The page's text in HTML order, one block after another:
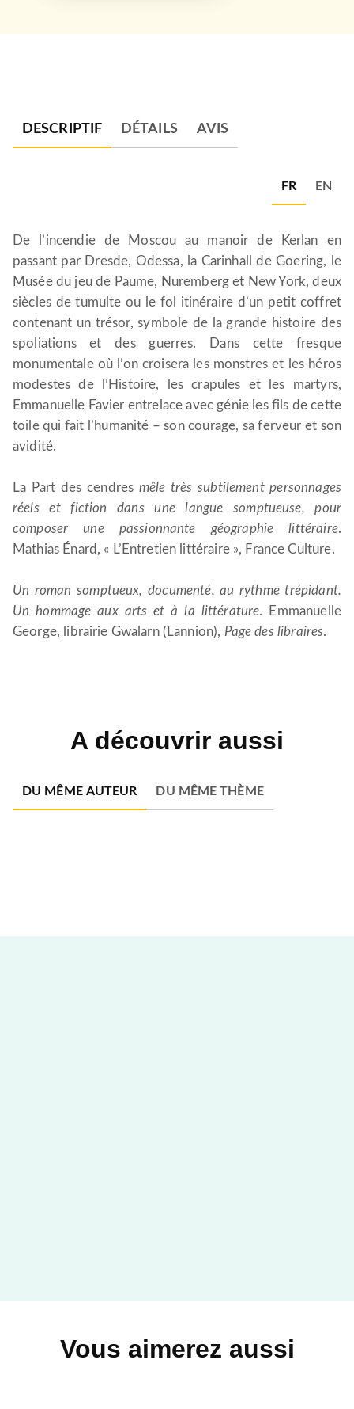
DESCRIPTIF DÉTAILS AVIS
FR EN
De l’incendie de Moscou au manoir de Kerlan en
passant par Dresde, Odessa, la Carinhall de Goering, le
Musée du jeu de Paume, Nuremberg et New York, deux
siècles de tumulte ou le fol itinéraire d’un petit coffret
contenant un trésor, symbole de la grande histoire des
spoliations et des guerres. Dans cette fresque
monumentale où l’on croisera les monstres et les héros
modestes de l’Histoire, les crapules et les martyrs,
Emmanuelle Favier entrelace avec génie les fils de cette
toile qui fait l’humanité – son courage, sa ferveur et son
avidité.
La Part des cendres mêle très subtilement personnages
réels et fiction dans une langue somptueuse, pour
composer une passionnante géographie littéraire.
Mathias Énard, « L’Entretien littéraire », France Culture.
Un roman somptueux, documenté, au rythme trépidant.
Un hommage aux arts et à la littérature. Emmanuelle
George, librairie Gwalarn (Lannion), Page des libraires.
A découvrir aussi
DU MÊME AUTEUR DU MÊME THÈME
Vous aimerez aussi